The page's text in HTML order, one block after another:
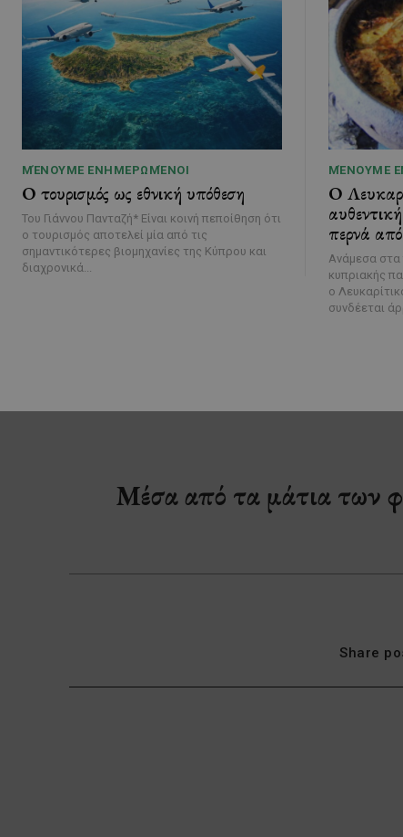
ΜΈΝΟΥΜΕ ΕΝΗΜΕΡΩΜΈΝΟΙ
Ο τουρισμός ως εθνική υπόθεση
Του Γιάννου Πανταζή* Είναι κοινή πεποίθηση ότι
ο τουρισμός αποτελεί μία από τις
σημαντικότερες βιομηχανίες της Κύπρου και
διαχρονικά...
ΜΈΝΟΥΜΕ
Ο
περνά από
Ανάμεσα στα
κυπριακής
ο
συνδέεται